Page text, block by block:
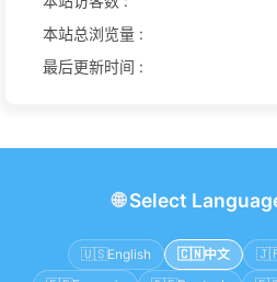
本站总浏览量 :
最后更新时间 :
🌐Select
🇺🇸English 🇨🇳 中文